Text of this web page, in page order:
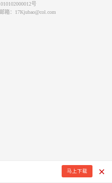
号
箱：17Kjubao@col.com
马上下载